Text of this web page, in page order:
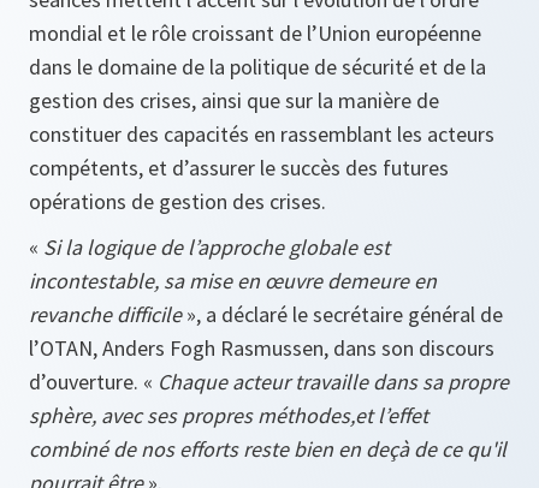
mondial et le rôle croissant de l’Union européenne
dans le domaine de la politique de sécurité et de la
gestion des crises, ainsi que sur la manière de
constituer des capacités en rassemblant les acteurs
compétents, et d’assurer le succès des futures
opérations de gestion des crises.
« Si la logique de l’approche globale est
incontestable, sa mise en œuvre demeure en
revanche difficile», a déclaré le secrétaire général de
l’OTAN, Anders Fogh Rasmussen, dans son discours
d’ouverture. « Chaque acteur travaille dans sa propre
sphère, avec ses propres méthodes,et l’effet
combiné de nos efforts reste bien en deçà de ce qu'il